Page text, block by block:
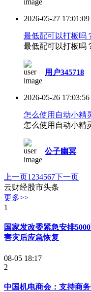
2026-05-27 17:01:09
最低配可以打板吗
最低配可以打板吗
用户345718
2026-05-26 17:03:56
怎么使用自动小精
怎么使用自动小精
公子幽冥
上一页1 234567下一页
云财经股市头条
更多>>
1
国家发改委紧急安排
害灾后应急恢复
08-05 18:17
2
中国机电商会：支持商